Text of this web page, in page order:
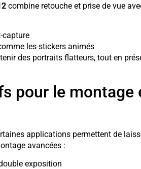
combine retouche et prise de vue
capture
les stickers animés
des portraits flatteurs, tout en
pour le montage
applications permettent de
avancées :
exposition